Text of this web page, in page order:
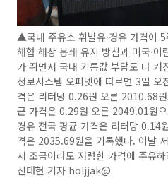
▲국내 주유소 휘발유·경유 가격이
해협 해상 봉쇄 유지 방침과 미국·
가 뛰면서 국내 기름값 부담도 더 커
정보시스템 오피넷에 따르면 3일
격은 리터당 0.26원 오른 2010.68
균 가격은 0.29원 오른 2049.01원
경유 전국 평균 가격은 리터당 0.14
격은 2035.69원을 기록했다. 이날
서 조금이라도 저렴한 가격에 주유
신태현 기자 holjjak@